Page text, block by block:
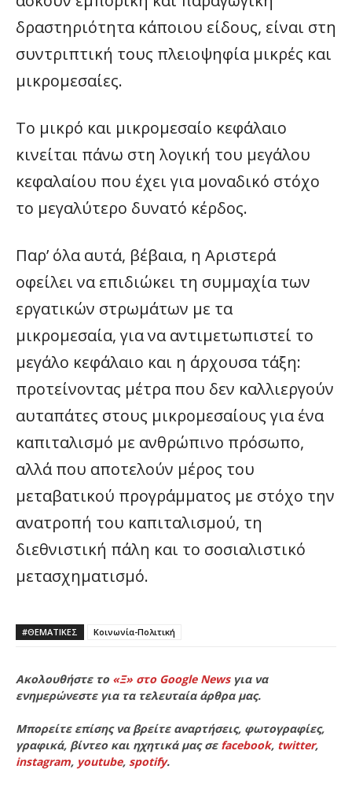
δραστηριότητα κάποιου είδους, είναι στη
συντριπτική τους πλειοψηφία μικρές και
μικρομεσαίες.
Το μικρό και μικρομεσαίο κεφάλαιο
κινείται πάνω στη λογική του μεγάλου
κεφαλαίου που έχει για μοναδικό στόχο
το μεγαλύτερο δυνατό κέρδος.
Παρ’ όλα αυτά, βέβαια, η Αριστερά
οφείλει να επιδιώκει τη συμμαχία των
εργατικών στρωμάτων με τα
μικρομεσαία, για να αντιμετωπιστεί το
μεγάλο κεφάλαιο και η άρχουσα τάξη:
προτείνοντας μέτρα που δεν καλλιεργούν
αυταπάτες στους μικρομεσαίους για ένα
καπιταλισμό με ανθρώπινο πρόσωπο,
αλλά που αποτελούν μέρος του
μεταβατικού προγράμματος με στόχο την
ανατροπή του καπιταλισμού, τη
διεθνιστική πάλη και το σοσιαλιστικό
μετασχηματισμό.
#ΘΕΜΑΤΙΚΈΣ Κοινωνία-Πολιτική
Ακολουθήστε το «Ξ» στο Google Newsγια να
ενημερώνεστε για τα τελευταία άρθρα μας.
Μπορείτε επίσης να βρείτε αναρτήσεις, φωτογραφίες,
γραφικά, βίντεο και ηχητικά μας σε facebook, twitter,
instagram, youtube, spotify.